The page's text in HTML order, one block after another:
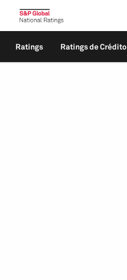
Ratings Ratings de Crédito